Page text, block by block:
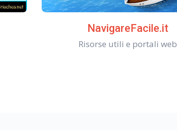
NavigareFacile.it
Risorse utili e portali web